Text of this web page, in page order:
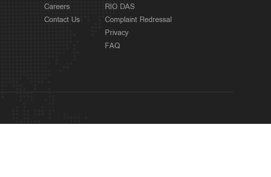
Careers
Contact Us
RIO DAS
Complaint Redressal
Privacy
FAQ